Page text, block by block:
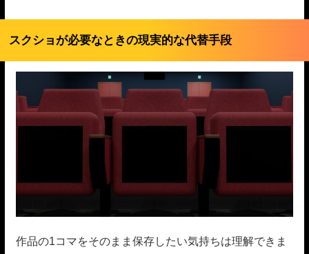
スクショが必要なときの現実的な代替手段
作品の1コマをそのまま保存したい気持ちは理解できま